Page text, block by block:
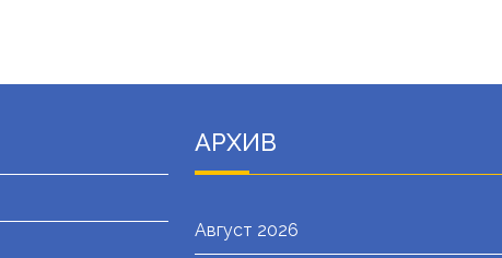
АРХИВ
Август 2026